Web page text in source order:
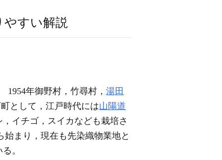
やすい解説
1954年御野村，竹尋村， 湯田
として，江戸時代には山陽道
イチゴ，スイカなども栽培さ
まり，現在も先染織物業地と
。